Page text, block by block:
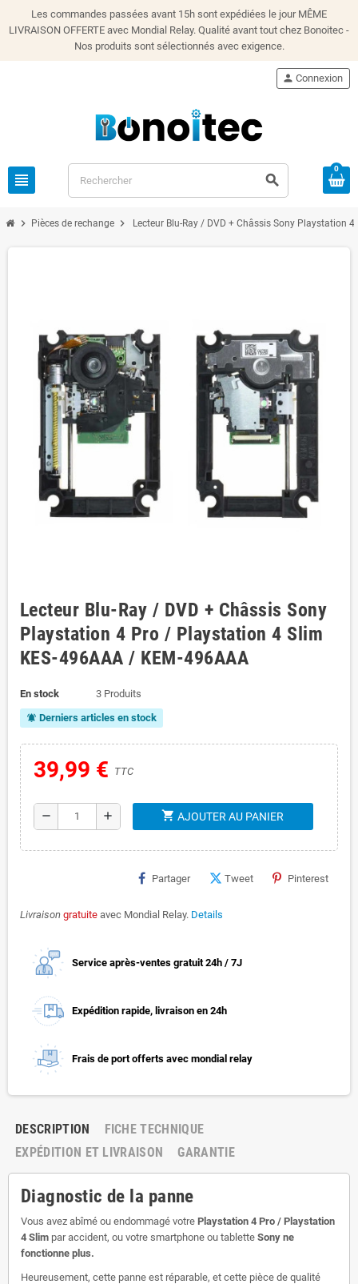
Les commandes passées avant 15h sont expédiées le jour MÊME
LIVRAISON OFFERTE avec Mondial Relay. Qualité avant tout chez Bonoitec -
Nos produits sont sélectionnés avec exigence.
view_headline search
person Connexion
0
chevron_right Pièces de rechange chevron_right Lecteur Blu-Ray / DVD + Châssis Sony Playstation
Lecteur Blu-Ray / DVD + Châssis Sony
Playstation 4 Pro / Playstation 4 Slim
KES-496AAA / KEM-496AAA
En stock 3 Produits
notifications_active Derniers articles en stock
39,99 € TTC
remove add shopping_cart AJOUTER AU PANIER
Partager Tweet Pinterest
Livraison gratuite avec Mondial Relay. Details
Service après-ventes gratuit 24h / 7J
Expédition rapide, livraison en 24h
Frais de port offerts avec mondial relay
DESCRIPTION
FICHE TECHNIQUE
EXPÉDITION ET LIVRAISON
GARANTIE
Diagnostic de la panne
Vous avez abîmé ou endommagé votre Playstation 4 Pro / Playstation
4 Slim par accident, ou votre smartphone ou tablette Sony ne
fonctionne plus.
Heureusement, cette panne est réparable, et cette pièce de qualité